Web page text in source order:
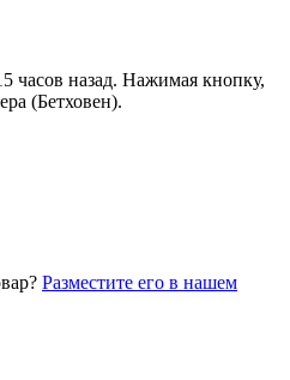
часов назад. Нажимая кнопку,
(Бетховен).
Разместите его в нашем